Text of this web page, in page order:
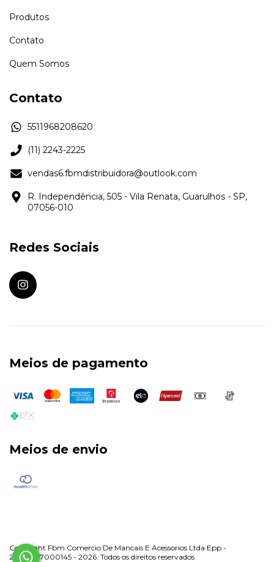
Produtos
Contato
Quem Somos
Contato
5511968208620
(11) 2243-2225
vendas6.fbmdistribuidora@outlook.com
R. Independência, 505 - Vila Renata, Guarulhos - SP,
07056-010
Redes Sociais
Meios de pagamento
Meios de envio
Copyright Fbm Comercio De Mancais E Acessorios Ltda Epp -
28933967000145 - 2026. Todos os direitos reservados.